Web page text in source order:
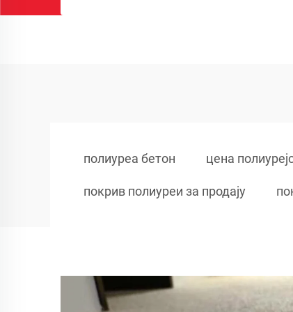
полиуреа бетон цена
покрив полиуреи за продају